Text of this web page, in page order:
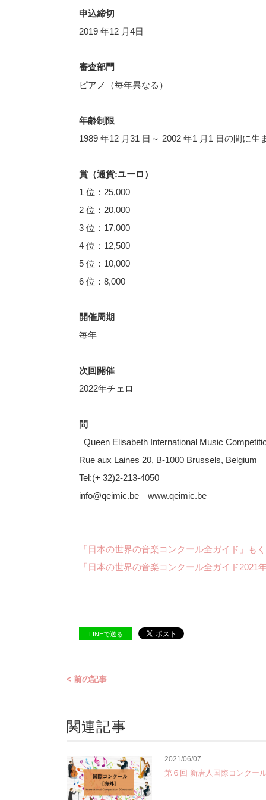
申込締切
2019 年12 月4日
審査部門
ピアノ（毎年異なる）
年齢制限
1989 年12 月31 日～ 2002 年1 月1 日の間に生
賞（通貨:ユーロ）
1 位：25,000
2 位：20,000
3 位：17,000
4 位：12,500
5 位：10,000
6 位：8,000
開催周期
毎年
次回開催
2022年チェロ
問
Queen Elisabeth International Music
Rue aux Laines 20, B-1000 Brussels, Belgium
Tel:(+ 32)2-213-4050
info@qeimic.be www.qeimic.be
「日本の世界の音楽コンクール全ガイド」も
「日本の世界の音楽コンクール全ガイド2021
LINEで送る
< 前の記事
関連記事
2021/06/07
第６回 新唐人国際コンクー